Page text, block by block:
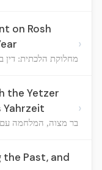
on Rosh
מחלוקת הלכתית:
›
the Yetzer
Yahrzeit
בר מצוה, המלחמה עם
›
the Past, and